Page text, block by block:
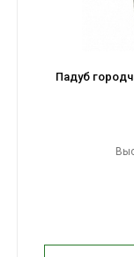
Падуб